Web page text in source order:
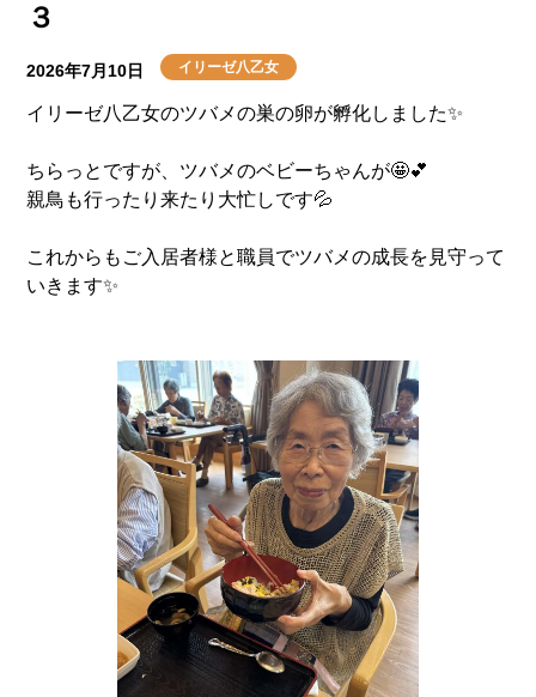
これからも皆様が健康で笑顔あふれる毎日を過ごせるよ
う、楽しく続けられる取り組みを行ってまいります。
ぜひ皆様も一緒に身体を動かし、元気いっぱいの毎日を
３
2026年7月10日 イリーゼ八乙女
イリーゼ八乙女のツバメの巣の卵が孵化しました✨
ちらっとですが、ツバメのベビーちゃんが🤩💕
親鳥も行ったり来たり大忙しです💦
これからもご入居者様と職員でツバメの成長を見守って
いきます✨